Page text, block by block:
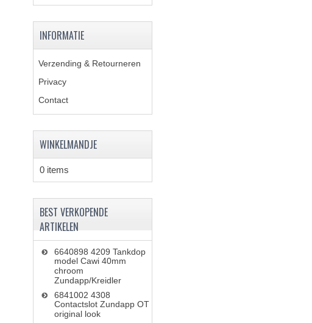
INFORMATIE
Verzending & Retourneren
Privacy
Contact
WINKELMANDJE
0 items
BEST VERKOPENDE
ARTIKELEN
6640898 4209 Tankdop
model Cawi 40mm
chroom
Zundapp/Kreidler
6841002 4308
Contactslot Zundapp OT
original look